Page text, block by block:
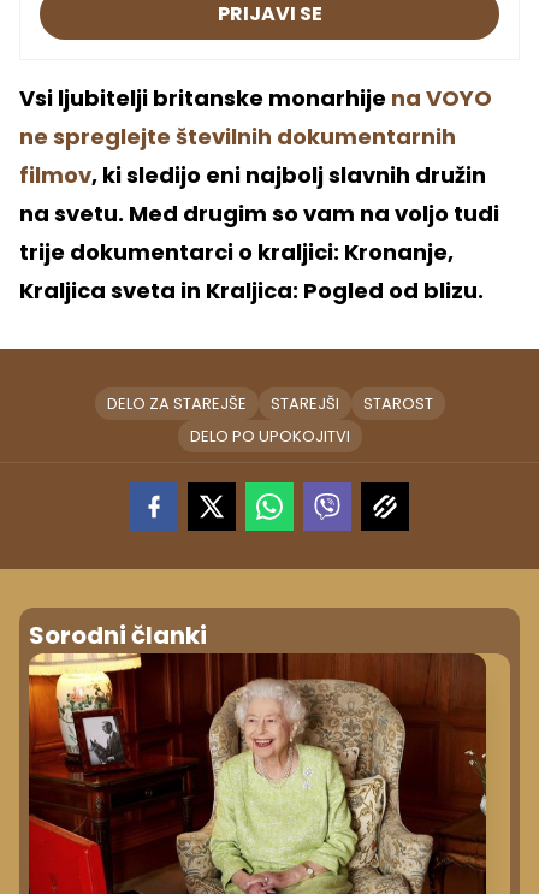
PRIJAVI SE
Vsi ljubitelji britanske monarhije na VOYO
ne spreglejte številnih dokumentarnih
filmov, ki sledijo eni najbolj slavnih družin
na svetu. Med drugim so vam na voljo tudi
trije dokumentarci o kraljici: Kronanje,
Kraljica sveta in Kraljica: Pogled od blizu.
DELO ZA STAREJŠE STAREJŠI
STAROST
DELO PO UPOKOJITVI
Sorodni članki